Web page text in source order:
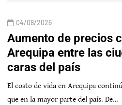
04/08/2026
Aumento de precios
Arequipa entre las
caras del país
El costo de vida en Arequipa
que en la mayor parte del país. De…